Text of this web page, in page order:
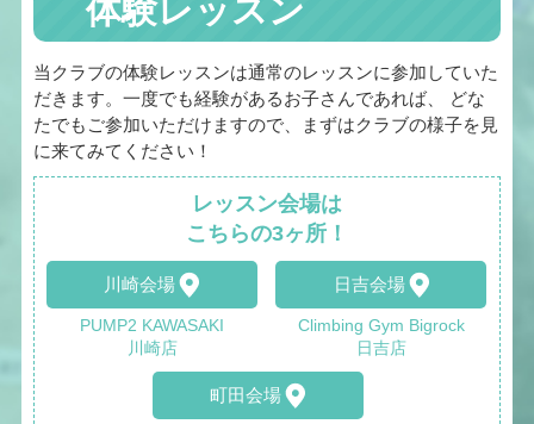
体験レッスン
当クラブの体験レッスンは通常のレッスンに参加していた
だきます。一度でも経験があるお子さんであれば、 どな
たでもご参加いただけますので、まずはクラブの様子を見
に来てみてください！
レッスン会場は
こちらの3ヶ所！
川崎会場
PUMP2 KAWASAKI
川崎店
日吉会場
Climbing Gym Bigrock
日吉店
町田会場